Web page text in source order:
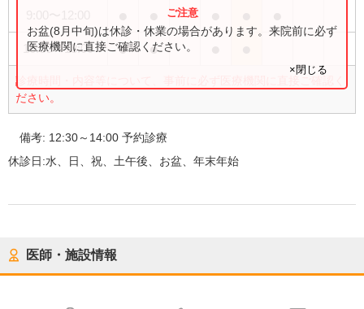
16:00〜18:00 ● ●
診療時間・内容等について、事前に必ず医療機関に直接ご確認く
ださい。
お盆(8月中旬)は休診・休業の場合があります。来院前に必ず
医療機関に直接ご確認ください。
×閉じる
備考: 12:30～14:00 予約診療
休診日:水、日、祝、土午後、お盆、年末年始
医師・施設情報